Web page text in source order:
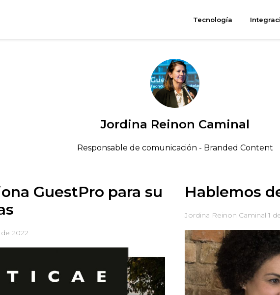
Tecnología
Jordina Reinon Caminal
Responsable de comunicación - Branded Content
GuestPro para su
2022
Hablemos
Jordina Reinon Caminal 1